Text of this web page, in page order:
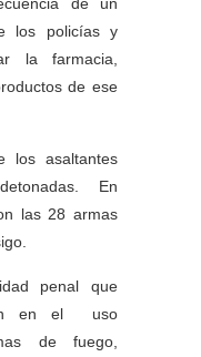
los policías y
la farmacia,
de ese
los asaltantes
En
las 28 armas
penal que
en el uso
de fuego,